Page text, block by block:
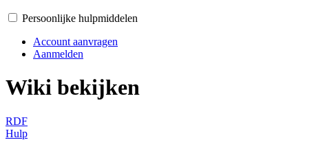
Persoonlijke hulpmiddelen
Account aanvragen
Aanmelden
Wiki bekijken
RDF
Hulp